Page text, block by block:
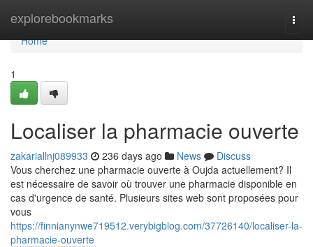
explorebookmarks
Home
Home
1
Localiser la pharmacie ouverte
zakariallnj089933 236 days ago News
Discuss
Vous cherchez une pharmacie ouverte à Oujda actuellement? Il
est nécessaire de savoir où trouver une pharmacie disponible en
cas d'urgence de santé. Plusieurs sites web sont proposées pour
vous
https://finnianynwe719512.verybigblog.com/37726140/localiser-la-
pharmacie-ouverte